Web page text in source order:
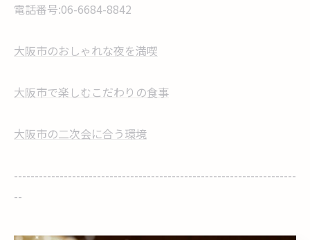
電話番号:06-6684-8842
大阪市のおしゃれな夜を満喫
大阪市で楽しむこだわりの食事
大阪市の二次会に合う環境
--------------------------------------------------------------------
--